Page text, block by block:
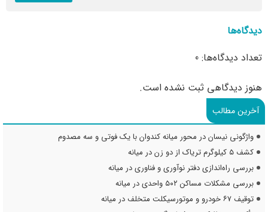
دیدگاه‌ها
تعداد دیدگاه‌ها: 0
هنوز دیدگاهی ثبت نشده است.
آخرین مطالب
واژگونی نیسان در محور میانه کندوان با یک فوتی و سه مصدوم
کشف ۵ کیلوگرم تریاک از دو زن در میانه
بررسی راه‌اندازی دفتر نوآوری و فناوری در میانه
بررسی مشکلات مساکن ۵۰۲ واحدی در میانه
توقیف ۶۷ خودرو و موتورسیکلت متخلف در میانه